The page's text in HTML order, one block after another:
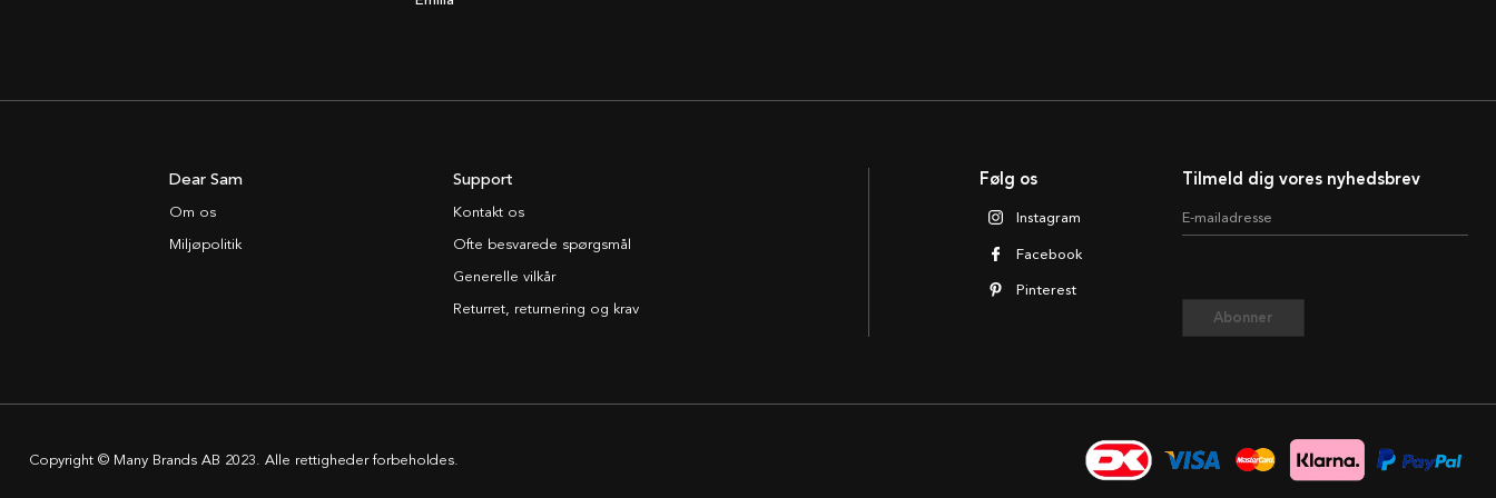
Tilmeld dig vores nyhedsbrev
E-mailadresse
Abonner
Følg os
Instagram
Facebook
Pinterest
Dear Sam
Om os
Miljøpolitik
Support
Kontakt os
Ofte besvarede spørgsmål
Generelle vilkår
Returret, returnering og krav
Copyright © Many Brands AB 2023. Alle rettigheder forbeholdes.